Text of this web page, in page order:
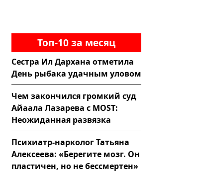
Топ-10 за месяц
Сестра Ил Дархана отметила
День рыбака удачным уловом
Чем закончился громкий суд
Айаала Лазарева с MOST:
Неожиданная развязка
Психиатр-нарколог Татьяна
Алексеева: «Берегите мозг. Он
пластичен, но не бессмертен»